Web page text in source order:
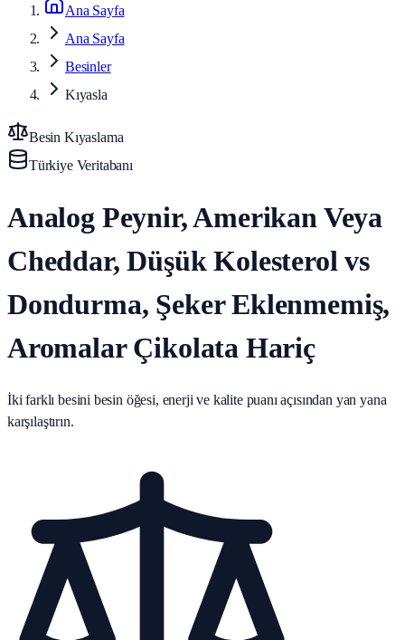
Ana Sayfa
Ana Sayfa
Besinler
Kıyasla
Besin Kıyaslama
Türkiye Veritabanı
Analog Peynir, Amerikan Veya
Cheddar, Düşük Kolesterol vs
Dondurma, Şeker Eklenmemiş,
Aromalar Çikolata Hariç
İki farklı besini besin öğesi, enerji ve kalite puanı açısından yan yana
karşılaştırın.